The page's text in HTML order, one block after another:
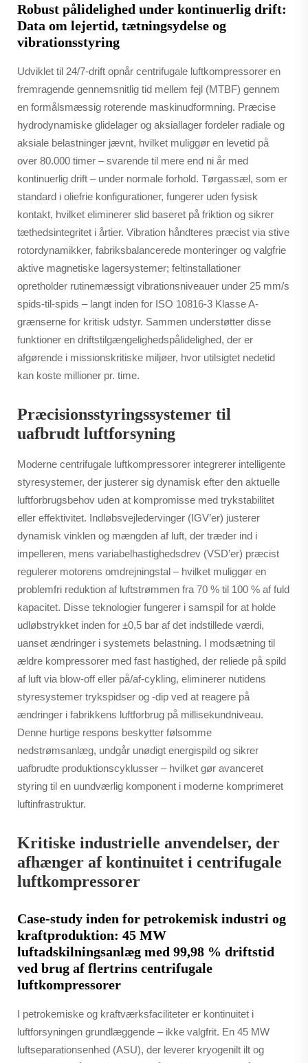
Robust pålidelighed under kontinuerlig drift:
Data om lejertid, tætningsydelse og
vibrationsstyring
Udviklet til 24/7-drift opnår centrifugale luftkompressorer en
fremragende gennemsnitlig tid mellem fejl (MTBF) gennem
en formålsmæssig roterende maskinudformning. Præcise
hydrodynamiske glidelager og aksiallager fordeler radiale og
aksiale belastninger jævnt, hvilket muliggør en levetid på
over 80.000 timer – svarende til mere end ni år med
kontinuerlig drift – under normale forhold. Tørgassæl, som er
standard i oliefrie konfigurationer, fungerer uden fysisk
kontakt, hvilket eliminerer slid baseret på friktion og sikrer
tæthedsintegritet i årtier. Vibration håndteres præcist via stive
rotordynamikker, fabriksbalancerede monteringer og valgfrie
aktive magnetiske lagersystemer; feltinstallationer
opretholder rutinemæssigt vibrationsniveauer under 25 mm/s
spids-til-spids – langt inden for ISO 10816-3 Klasse A-
grænserne for kritisk udstyr. Sammen understøtter disse
funktioner en driftstilgængelighedspålidelighed, der er
afgørende i missionskritiske miljøer, hvor utilsigtet nedetid
kan koste millioner pr. time.
Præcisionsstyringssystemer til
uafbrudt luftforsyning
Moderne centrifugale luftkompressorer integrerer intelligente
styresystemer, der justerer sig dynamisk efter den aktuelle
luftforbrugsbehov uden at kompromisse med trykstabilitet
eller effektivitet. Indløbsvejledervinger (IGV’er) justerer
dynamisk vinklen og mængden af luft, der træder ind i
impelleren, mens variabelhastighedsdrev (VSD’er) præcist
regulerer motorens omdrejningstal – hvilket muliggør en
problemfri reduktion af luftstrømmen fra 70 % til 100 % af fuld
kapacitet. Disse teknologier fungerer i samspil for at holde
udløbstrykket inden for ±0,5 bar af det indstillede værdi,
uanset ændringer i systemets belastning. I modsætning til
ældre kompressorer med fast hastighed, der reliede på spild
af luft via blow-off eller på/af-cykling, eliminerer nutidens
styresystemer trykspidser og -dip ved at reagere på
ændringer i fabrikkens luftforbrug på millisekundniveau.
Denne hurtige respons beskytter følsomme
nedstrømsanlæg, undgår unødigt energispild og sikrer
uafbrudte produktionscyklusser – hvilket gør avanceret
styring til en uundværlig komponent i moderne komprimeret
luftinfrastruktur.
Kritiske industrielle anvendelser, der
afhænger af kontinuitet i centrifugale
luftkompressorer
Case-study inden for petrokemisk industri og
kraftproduktion: 45 MW
luftadskilningsanlæg med 99,98 % driftstid
ved brug af flertrins centrifugale
luftkompressorer
I petrokemiske og kraftværksfaciliteter er kontinuitet i
luftforsyningen grundlæggende – ikke valgfrit. En 45 MW
luftseparationsenhed (ASU), der leverer kryogenilt ilt og